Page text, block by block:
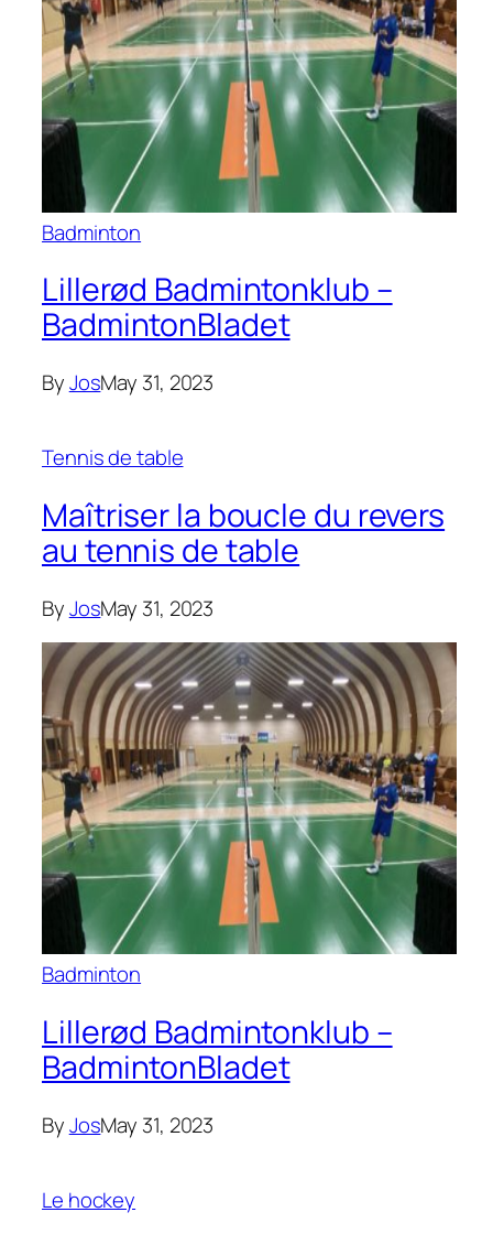
Badminton
Lillerød Badmintonklub –
BadmintonBladet
ByJosMay 31, 2023
Tennis de table
Maîtriser la boucle du revers
au tennis de table
ByJosMay 31, 2023
Badminton
Lillerød Badmintonklub –
BadmintonBladet
ByJosMay 31, 2023
Le hockey